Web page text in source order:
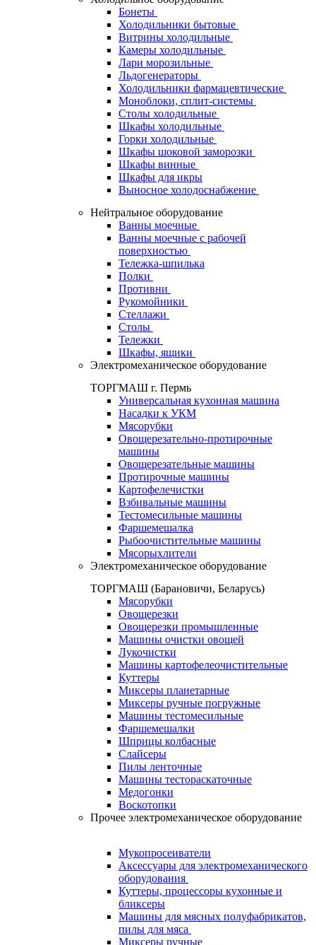
Бонеты
Холодильники бытовые
Витрины холодильные
Камеры холодильные
Лари морозильные
Льдогенераторы
Холодильники фармацевтические
Моноблоки, сплит-системы
Столы холодильные
Шкафы холодильные
Горки холодильные
Шкафы шоковой заморозки
Шкафы винные
Шкафы для икры
Выносное холодоснабжение
Нейтральное оборудование
Ванны моечные
Ванны моечные с рабочей
поверхностью
Тележка-шпилька
Полки
Противни
Рукомойники
Стеллажи
Столы
Тележки
Шкафы, ящики
Электромеханическое оборудование
ТОРГМАШ г. Пермь
Универсальная кухонная машина
Насадки к УКМ
Мясорубки
Овощерезательно-протирочные
машины
Овощерезательные машины
Протирочные машины
Картофелечистки
Взбивальные машины
Тестомесильные машины
Фаршемешалка
Рыбоочистительные машины
Мясорыхлители
Электромеханическое оборудование
ТОРГМАШ (Барановичи, Беларусь)
Мясорубки
Овощерезки
Овощерезки промышленные
Машины очистки овощей
Лукочистки
Машины картофелеочистительные
Куттеры
Миксеры планетарные
Миксеры ручные погружные
Машины тестомесильные
Фаршемешалки
Шприцы колбасные
Слайсеры
Пилы ленточные
Машины тестораскаточные
Медогонки
Воскотопки
Прочее электромеханическое оборудование
Мукопросеиватели
Аксессуары для электромеханического
оборудования
Куттеры, процессоры кухонные и
бликсеры
Машины для мясных полуфабрикатов,
пилы для мяса
Миксеры ручные